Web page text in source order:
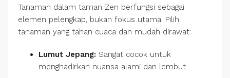
Tanaman dalam taman Zen berfungsi sebagai
elemen pelengkap, bukan fokus utama. Pilih
tanaman yang tahan cuaca dan mudah dirawat:
Lumut Jepang: Sangat cocok untuk
menghadirkan nuansa alami dan lembut.